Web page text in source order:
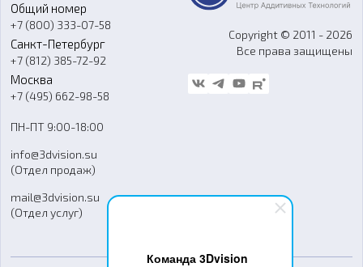
Команда 3Dvision
Программное обеспечение
Ремонт и услуги
О компании
Контакты
Гос. закупки
Стать дилером
Блог
FAQ
Общий номер
+7 (800) 333-07-58
Санкт-Петербург
+7 (812) 385-72-92
Москва
+7 (495) 662-98-58
ПН-ПТ 9:00-18:00
info@3dvision.su
(Отдел продаж)
mail@3dvision.su
(Отдел услуг)
Copyright © 2011 - 2026
Все права защищены